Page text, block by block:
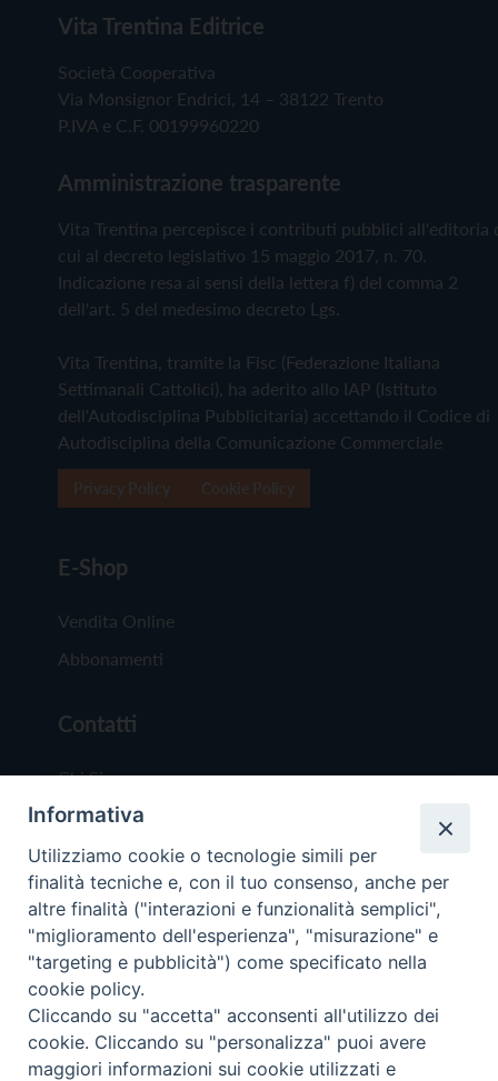
Vita Trentina Editrice
Società Cooperativa
Via Monsignor Endrici, 14 – 38122 Trento
P.IVA e C.F. 00199960220
Amministrazione trasparente
Vita Trentina percepisce i contributi pubblici all'editoria
cui al decreto legislativo 15 maggio 2017, n. 70.
Indicazione resa ai sensi della lettera f) del comma 2
dell'art. 5 del medesimo decreto Lgs.
Vita Trentina, tramite la Fisc (Federazione Italiana
Settimanali Cattolici), ha aderito allo IAP (Istituto
dell'Autodisciplina Pubblicitaria) accettando il Codice di
Autodisciplina della Comunicazione Commerciale
E-Shop
Vendita Online
Abbonamenti
Contatti
Chi Siamo
Redazione
Scrivici
Copyright © 2019 - Tutti i diritti riservati - Vita
Trentina Editrice
Informativa
Utilizziamo cookie o tecnologie simili per
finalità tecniche e, con il tuo consenso, anche per
altre finalità ("interazioni e funzionalità semplici",
"miglioramento dell'esperienza", "misurazione" e
"targeting e pubblicità") come specificato nella
cookie policy.
Cliccando su "accetta" acconsenti all'utilizzo dei
cookie. Cliccando su "personalizza" puoi avere
maggiori informazioni sui cookie utilizzati e